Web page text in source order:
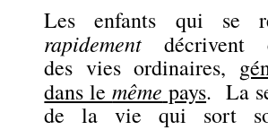
Les enfants qui se
rapidement décrivent
des vies ordinaires,
dans lemême pays. La
de la vie qui sort